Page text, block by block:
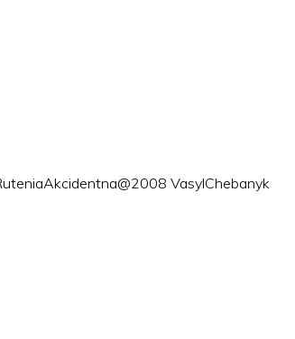
VasylChebanyk